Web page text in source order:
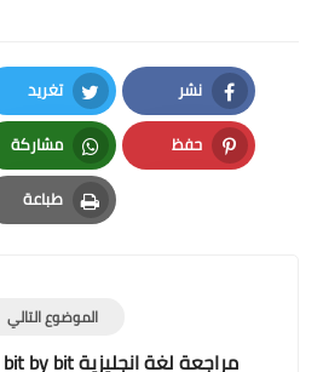
نشر
Facebook
تغريد
Twitter
حفظ
Pinterest
مشاركة
Whatsapp
طباعة
Print
الموضوع التالي